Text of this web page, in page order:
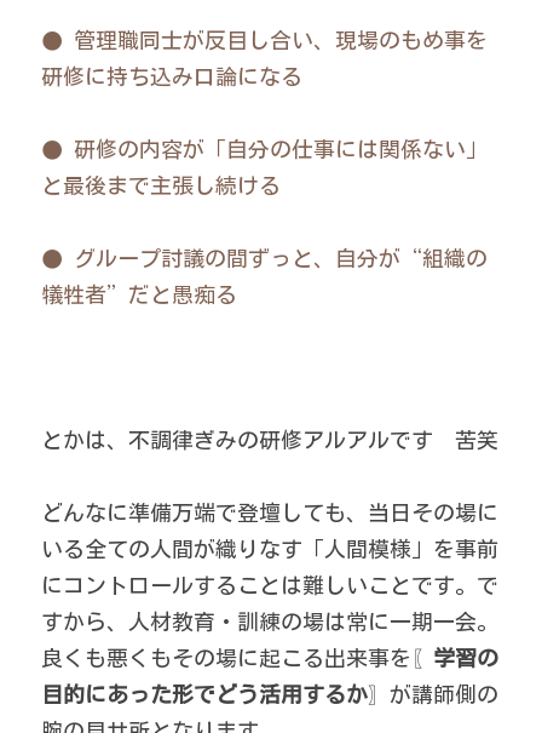
● 管理職同士が反目し合い、現場のもめ事を
研修に持ち込み口論になる
● 研修の内容が「自分の仕事には関係ない」
と最後まで主張し続ける
●
グループ討議の間ずっと、自分が“組織の
犠牲者”だと愚痴る
どんなに準備万端で登壇しても、当日その場に
いる全ての人間が織りなす「人間模様」を事前
にコントロールすることは難しいことです。で
すから、人材教育・訓練の場は常に一期一会。
良くも悪くもその場に起こる出来事を〖 学習の
目的にあった形でどう活用するか〗が講師側の